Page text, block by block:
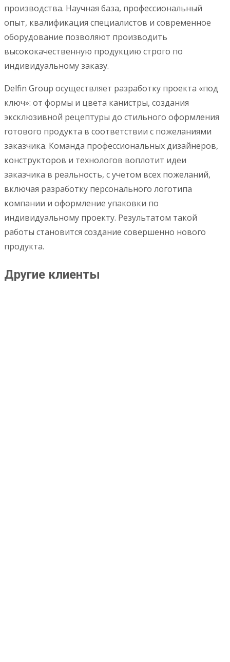
производства. Научная база, профессиональный
опыт, квалификация специалистов и современное
оборудование позволяют производить
высококачественную продукцию строго по
индивидуальному заказу.
Delfin Group осуществляет разработку проекта «под
ключ»: от формы и цвета канистры, создания
эксклюзивной рецептуры до стильного оформления
готового продукта в соответствии с пожеланиями
заказчика. Команда профессиональных дизайнеров,
конструкторов и технологов воплотит идеи
заказчика в реальность, с учетом всех пожеланий,
включая разработку персонального логотипа
компании и оформление упаковки по
индивидуальному проекту. Результатом такой
работы становится создание совершенно нового
продукта.
Другие клиенты